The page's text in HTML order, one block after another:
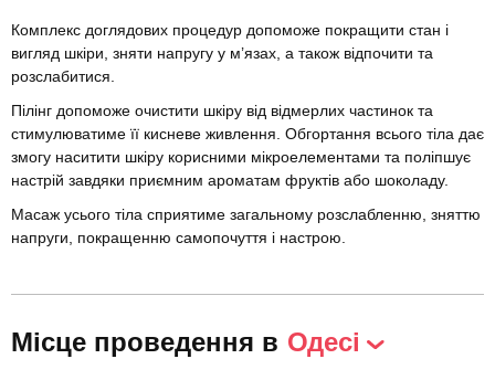
Комплекс доглядових процедур допоможе покращити стан і
вигляд шкіри, зняти напругу у м’язах, а також відпочити та
розслабитися.
Пілінг допоможе очистити шкіру від відмерлих частинок та
стимулюватиме її кисневе живлення. Обгортання всього тіла дає
змогу наситити шкіру корисними мікроелементами та поліпшує
настрій завдяки приємним ароматам фруктів або шоколаду.
Масаж усього тіла сприятиме загальному розслабленню, зняттю
напруги, покращенню самопочуття і настрою.
Місце проведення в Одесі